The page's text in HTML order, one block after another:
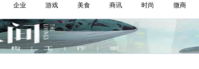
企业 游戏 美食 商讯 时尚 微商